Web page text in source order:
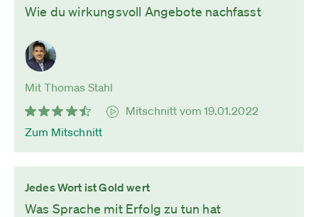
Wie du wirkungsvoll Angebote nachfasst
Mit Thomas Stahl
Mitschnitt vom 19.01.2022
Zum Mitschnitt
Jedes Wort ist Gold wert
Was Sprache mit Erfolg zu tun hat